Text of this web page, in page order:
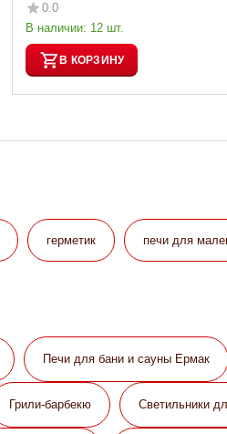
0.0
В наличии: 12 шт.
В КОРЗИНУ
герметик печи для
Печи для бани и сауны Eрмак
Грили-барбекю Светильники